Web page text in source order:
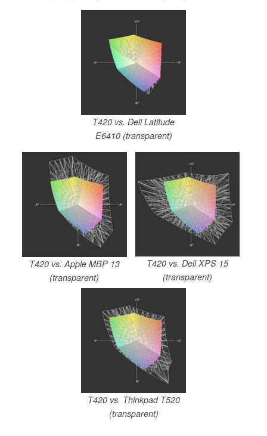
T420 vs. Dell Latitude
E6410 (transparent)
T420 vs. Apple MBP 13
(transparent)
T420 vs. Dell XPS 15
(transparent)
T420 vs. Thinkpad T520
(transparent)